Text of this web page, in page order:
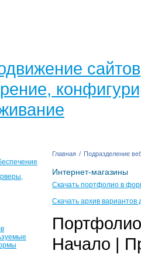
сайтов
Главная / Подразделение
Интернет-магазины
Скачать портфолио в
Скачать архив вариантов
Начало |